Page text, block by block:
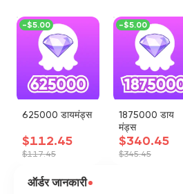
625000 डायमंड्स
$112.45
$117.45
-$5.00
1875000 डाय
मंड्स
$340.45
$345.45
-$5.00
ऑर्डर जानकारी